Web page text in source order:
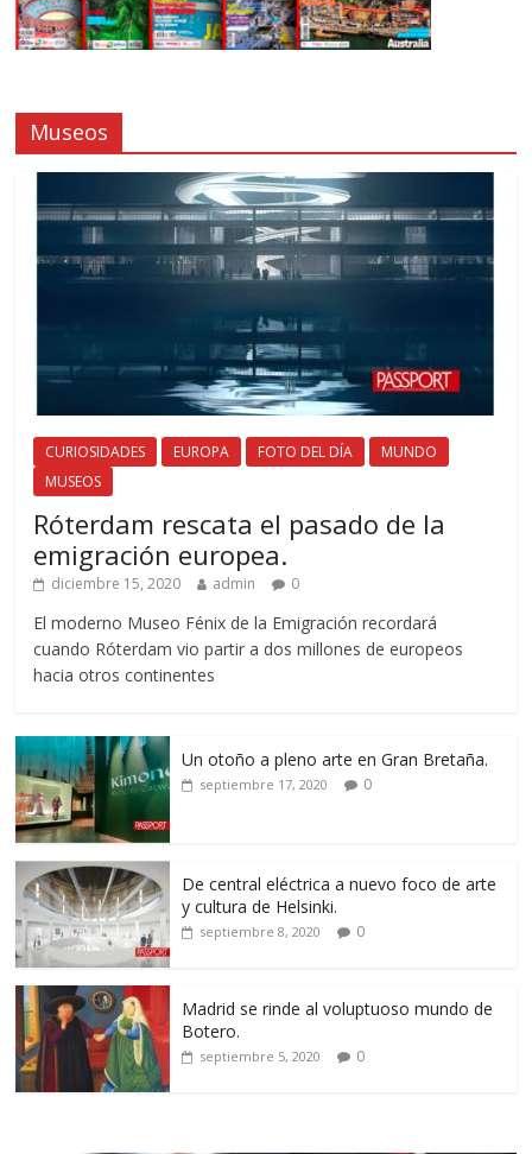
Museos
CURIOSIDADES EUROPA FOTO DEL DÍA
MUNDO
MUSEOS
Róterdam rescata el pasado de la
emigración europea.
diciembre 15, 2020 admin 0
El moderno Museo Fénix de la Emigración recordará
cuando Róterdam vio partir a dos millones de europeos
hacia otros continentes
Un otoño a pleno arte en Gran Bretaña.
septiembre 17, 2020 0
De central eléctrica a nuevo foco de arte
y cultura de Helsinki.
septiembre 8, 2020 0
Madrid se rinde al voluptuoso mundo de
Botero.
septiembre 5, 2020 0